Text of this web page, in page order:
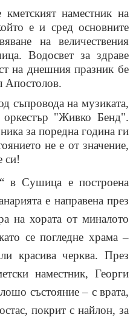
наместник на
е и сред основните
на величествения
Водосвет за здраве
на днешния празник бе
Апостолов.
съпровода на музиката,
"Живко Бенд".
за поредна година ги
не е от значение,
си!
в Сушица е построена
е направена през
на хората от миналото
се погледне храма –
красива черква. През
наместник, Георги
състояние – с врата,
покрит с найлон, за